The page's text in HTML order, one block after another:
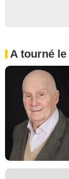
A tourné